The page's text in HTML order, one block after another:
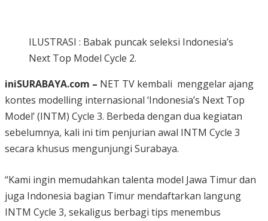
ILUSTRASI : Babak puncak seleksi Indonesia’s
Next Top Model Cycle 2.
iniSURABAYA.com – NET TV kembali menggelar ajang
kontes modelling internasional ‘Indonesia’s Next Top
Model’ (INTM) Cycle 3. Berbeda dengan dua kegiatan
sebelumnya, kali ini tim penjurian awal INTM Cycle 3
secara khusus mengunjungi Surabaya.
“Kami ingin memudahkan talenta model Jawa Timur dan
juga Indonesia bagian Timur mendaftarkan langung
INTM Cycle 3, sekaligus berbagi tips menembus